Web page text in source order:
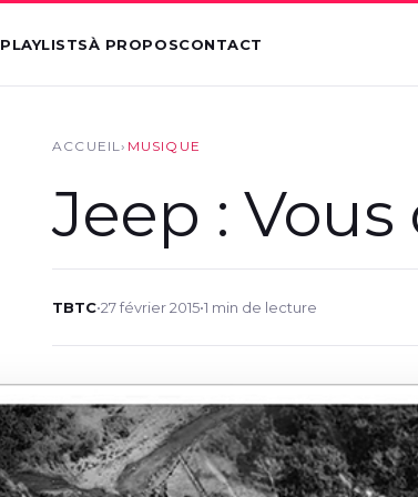
PLAYLISTSÀ PROPOSCONTACT
ACCUEIL› MUSIQUE
Jeep :
TBTC•27 février 2015•1 min de lecture